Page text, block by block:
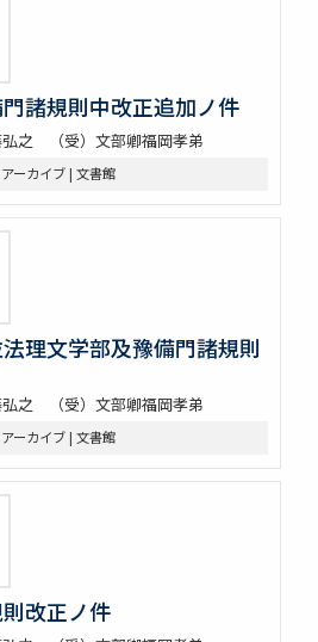
諸規則中改正追加ノ件
弘之 （受）文部卿福岡孝弟
ーカイブ | 文書館
理文学部及豫備門諸規則
弘之 （受）文部卿福岡孝弟
ーカイブ | 文書館
改正ノ件